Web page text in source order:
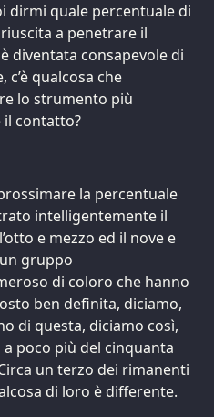
dirmi quale percentuale di
a penetrare il
diventata consapevole di
c’è qualcosa che
lo strumento più
contatto?
la percentuale
intelligentemente il
e mezzo ed il nove e
gruppo
di coloro che hanno
ben definita, diciamo,
di questa, diciamo così,
poco più del cinquanta
un terzo dei rimanenti
di loro è differente.